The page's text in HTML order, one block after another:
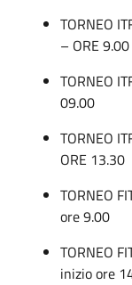
TORNEO
– ORE 9.00
TORNEO
09.00
TORNEO
ORE 13.30
TORNEO
ore 9.00
TORNEO
inizio ore